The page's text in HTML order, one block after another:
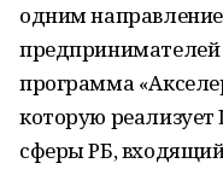
одним
предпринимателей
программа
которую
сферы РБ,